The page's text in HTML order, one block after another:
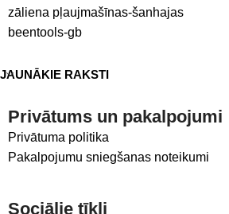
zāliena pļaujmašīnas-šanhajas
beentools-gb
JAUNĀKIE RAKSTI
Privātums un pakalpojumi
Privātuma politika
Pakalpojumu sniegšanas noteikumi
Sociālie tīkli